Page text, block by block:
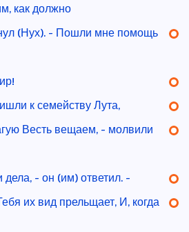
как должно
(Нух). - Пошли мне помощь
к семейству Лута,
Весть вещаем, - молвили
- он (им) ответил. -
их вид прельщает, И, когда